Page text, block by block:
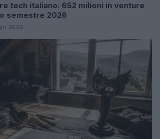
tech italiano: 652 milioni in venture
semestre 2026
2026